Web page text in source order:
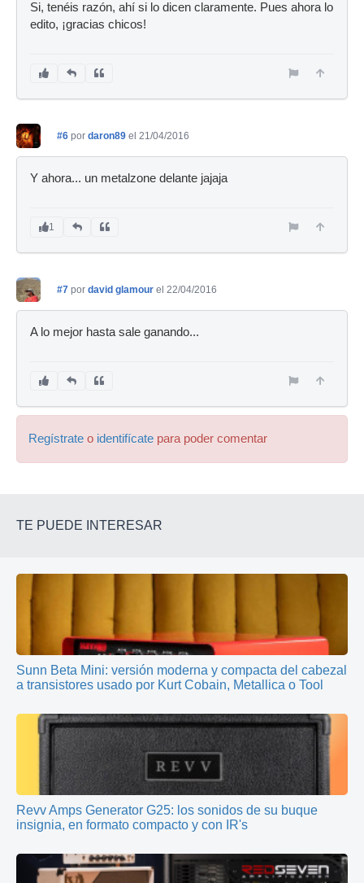
Si, tenéis razón, ahí si lo dicen claramente. Pues ahora lo
edito, ¡gracias chicos!
#6 por daron89 el 21/04/2016
Y ahora... un metalzone delante jajaja
1
#7 por david glamour el 22/04/2016
A lo mejor hasta sale ganando...
Regístrate o identifícate para poder comentar
TE PUEDE INTERESAR
Sunn Beta Mini: versión moderna y compacta del cabezal
a transistores usado por Kurt Cobain, Metallica o Tool
Revv Amps Generator G25: los sonidos de su buque
insignia, en formato compacto y con IR's